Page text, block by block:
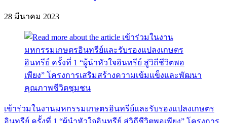
28 มีนาคม 2023
เข้าร่วมในงานมหกรรมเกษตรอินทรีย์และรับรองแปลงเกษตร
อินทรีย์ ครั้งที่ 1 “ผู้นำหัวใจอินทรีย์ สู่วิถีชีวิตพอเพียง” โครงการ